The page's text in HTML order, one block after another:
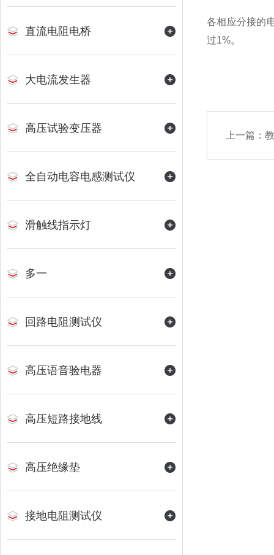
直流电阻电桥
大电流发生器
高压试验变压器
全自动电容电感测试仪
滑触线指示灯
多一
回路电阻测试仪
高压语音验电器
高压短路接地线
高压绝缘垫
接地电阻测试仪
各相应分接的
过1%。
上一篇：